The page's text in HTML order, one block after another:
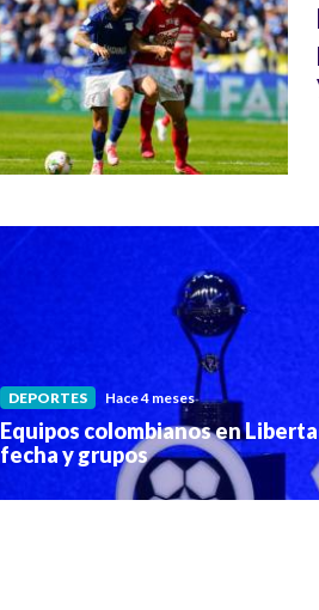
DEPORTES Hace 4 meses
Equipos colombianos en
fecha y grupos